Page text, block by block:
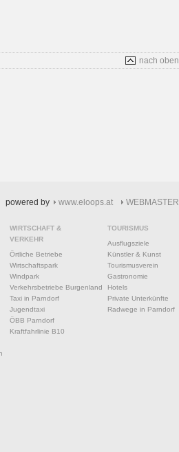
nach oben
powered by www.eloops.at WEBMASTER
WIRTSCHAFT &
VERKEHR
Örtliche Betriebe
Wirtschaftspark
Windpark
Verkehrsbetriebe Burgenland
Taxi in Parndorf
Jugendtaxi
ÖBB Parndorf
Kraftfahrlinie B10
TOURISMUS
Ausflugsziele
Künstler & Kunst
Tourismusverein
Gastronomie
Hotels
Private Unterkünfte
Radwege in Parndorf